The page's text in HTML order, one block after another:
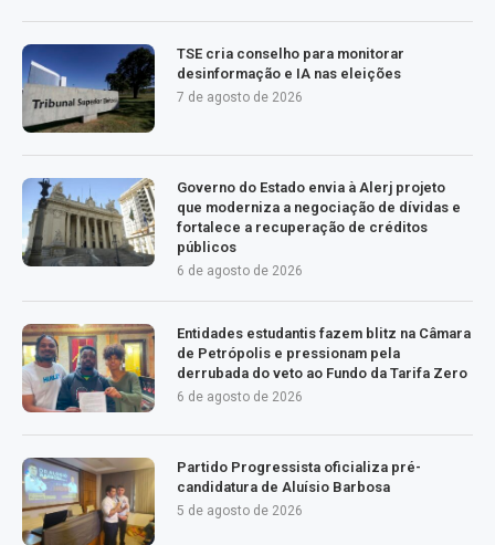
TSE cria conselho para monitorar
desinformação e IA nas eleições
7 de agosto de 2026
Governo do Estado envia à Alerj projeto
que moderniza a negociação de dívidas e
fortalece a recuperação de créditos
públicos
6 de agosto de 2026
Entidades estudantis fazem blitz na Câmara
de Petrópolis e pressionam pela
derrubada do veto ao Fundo da Tarifa Zero
6 de agosto de 2026
Partido Progressista oficializa pré-
candidatura de Aluísio Barbosa
5 de agosto de 2026